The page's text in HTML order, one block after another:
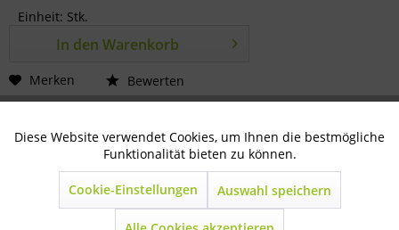
Einheit: Stk.
In den Warenkorb
Merken Bewerten
Technisch notwendig Aktiv
Marketing Inaktiv
Diese Website verwendet Cookies, um Ihnen die bestmögliche
Funktionalität bieten zu können.
Cookie-Einstellungen Auswahl speichern